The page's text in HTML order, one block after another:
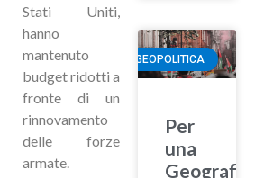
Stati Uniti,
hanno
mantenuto
budget ridotti a
fronte di un
rinnovamento
delle forze
armate.
GEOPOLITICA
Per
una
Geografia